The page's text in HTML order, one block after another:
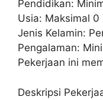
Pendidikan:
Usia: Maksimal 0
Jenis Kelamin:
Pengalaman:
Pekerjaan ini
Deskripsi